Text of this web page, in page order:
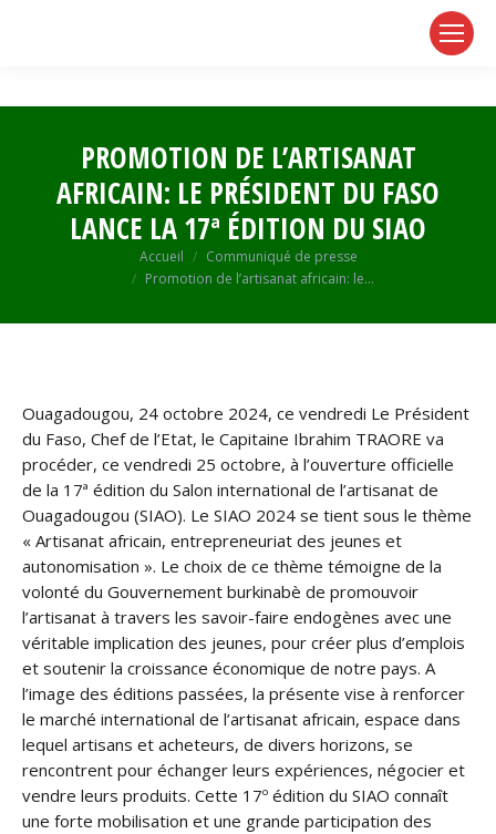
PROMOTION DE L’ARTISANAT
AFRICAIN: LE PRÉSIDENT DU FASO
LANCE LA 17ª ÉDITION DU SIAO
Accueil
Communiqué de presse
Promotion de l’artisanat africain: le…
Ouagadougou, 24 octobre 2024, ce vendredi Le Président
du Faso, Chef de l’Etat, le Capitaine Ibrahim TRAORE va
procéder, ce vendredi 25 octobre, à l’ouverture officielle
de la 17ª édition du Salon international de l’artisanat de
Ouagadougou (SIAO). Le SIAO 2024 se tient sous le thème
« Artisanat africain, entrepreneuriat des jeunes et
autonomisation ». Le choix de ce thème témoigne de la
volonté du Gouvernement burkinabè de promouvoir
l’artisanat à travers les savoir-faire endogènes avec une
véritable implication des jeunes, pour créer plus d’emplois
et soutenir la croissance économique de notre pays. A
l’image des éditions passées, la présente vise à renforcer
le marché international de l’artisanat africain, espace dans
lequel artisans et acheteurs, de divers horizons, se
rencontrent pour échanger leurs expériences, négocier et
vendre leurs produits. Cette 17º édition du SIAO connaît
une forte mobilisation et une grande participation des